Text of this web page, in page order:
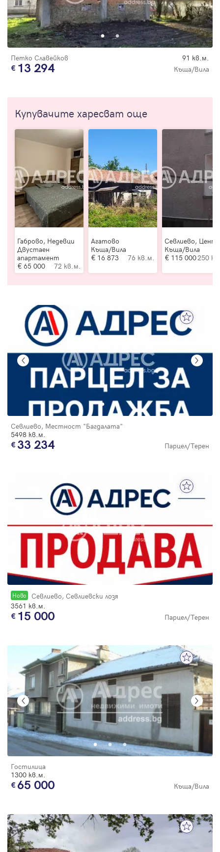
Петко Славейков 91 кв.м.
13 294 Къща/Вила
Купувачите харесват още
Габрово, Недевци
Двустаен
апартамент
65 000
72 кв.м.
Агатово
Къща/Вила
16 873
76 кв.м.
Севлиево,
Къща/Вила
115 000250
Севлиево, Местност "Багдалата"
5498 кв.м.
33 234 Парцел/Терен
Новo
Севлиево, Севлиевски лозя
3561 кв.м.
15 000 Парцел/Терен
Гостилица
1300 кв.м.
65 000 Къща/Вила